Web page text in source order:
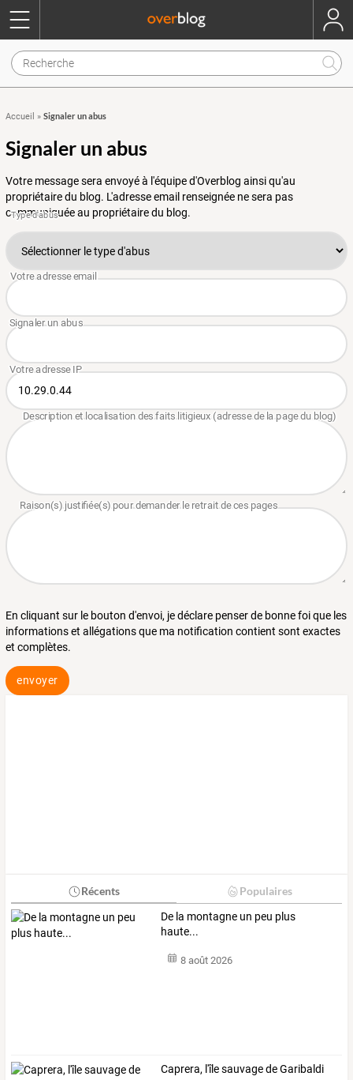
Accueil » Signaler un abus
Signaler un abus
Votre message sera envoyé à l'équipe d'Overblog ainsi qu'au
propriétaire du blog. L'adresse email renseignée ne sera pas
communiquée au propriétaire du blog.
En cliquant sur le bouton d'envoi, je déclare penser de bonne foi que les
informations et allégations que ma notification contient sont exactes
et complètes.
envoyer
Récents Populaires
De la montagne un peu plus
haute...
8 août 2026
Caprera, l'île sauvage de Garibaldi